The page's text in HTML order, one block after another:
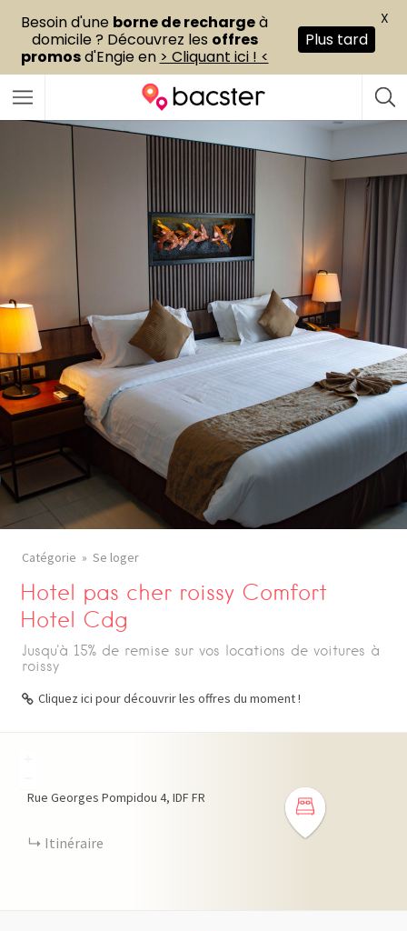
Catégorie Se loger
Hotel pas cher roissy Comfort
Hotel Cdg
Jusqu'à 15% de remise sur vos locations de voitures à
roissy
Cliquez ici pour découvrir les offres du moment !
Rue Georges Pompidou 4 IDF FR
Itinéraire
Besoin d'une borne de rechargeà
domicile ? Découvrez les offres
promosd'Engie en > Cliquant ici ! <
Plus tard
X